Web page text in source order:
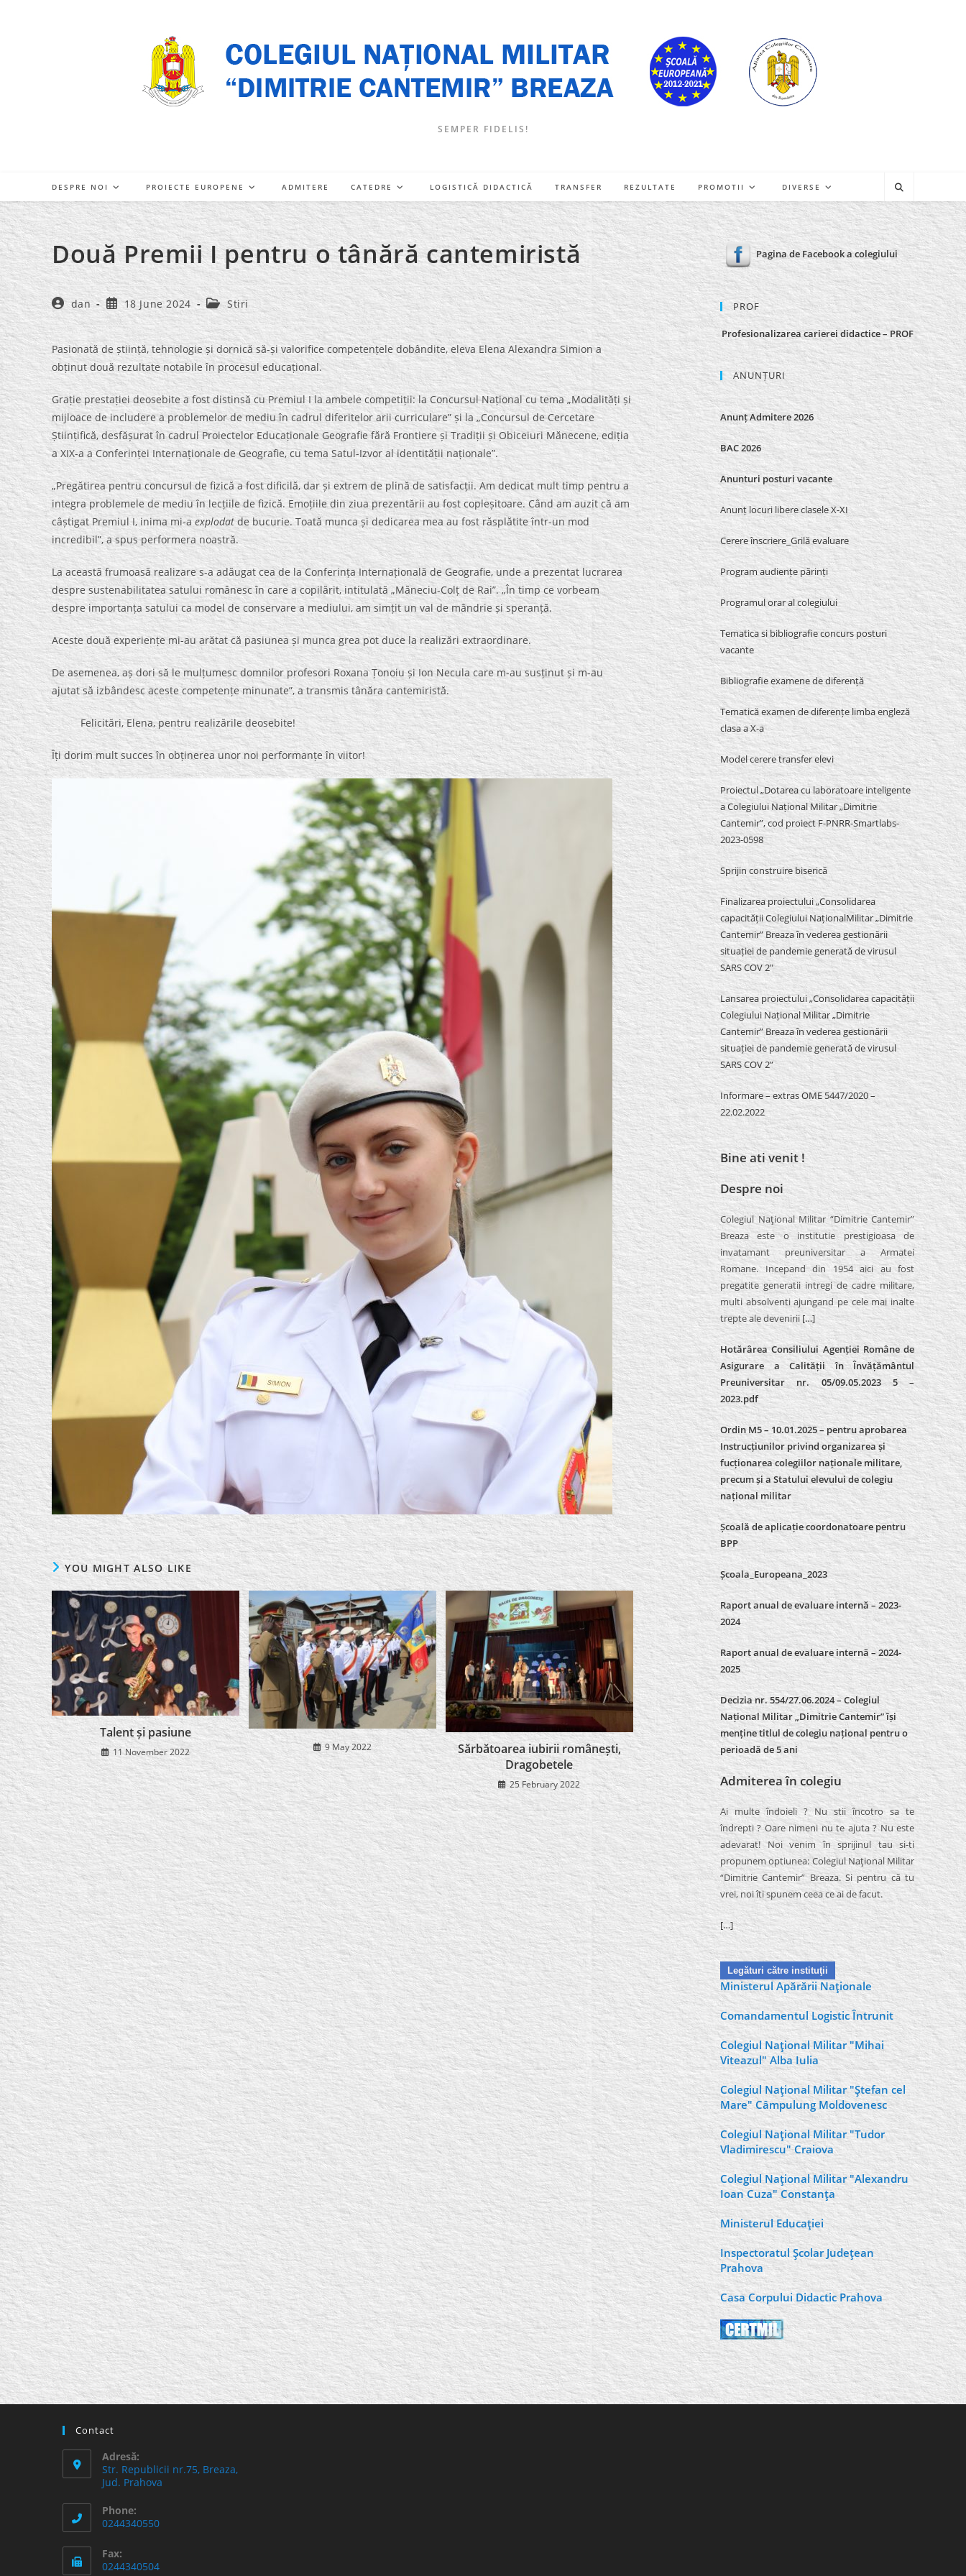
SEMPER FIDELIS!
DESPRE NOI PROIECTE EUROPENE ADMITERE CATEDRE LOGISTICĂ DIDACTICĂ TRANSFER REZULTATE PROMOTII DIVERSE
Două Premii I pentru o tânără cantemiristă
Post
author:
dan
Post
published:
18 June 2024
Post
category:
Stiri
Pasionată de știință, tehnologie și dornică să-și valorifice competențele dobândite, eleva Elena Alexandra Simion a
obținut două rezultate notabile în procesul educațional.
Grație prestației deosebite a fost distinsă cu Premiul I la ambele competiții: la Concursul Național cu tema „Modalități și
mijloace de includere a problemelor de mediu în cadrul diferitelor arii curriculare” și la „Concursul de Cercetare
Științifică, desfășurat în cadrul Proiectelor Educaționale Geografie fără Frontiere și Tradiții și Obiceiuri Mănecene, ediția
a XIX-a a Conferinței Internaționale de Geografie, cu tema Satul-Izvor al identității naționale”.
„Pregătirea pentru concursul de fizică a fost dificilă, dar și extrem de plină de satisfacții. Am dedicat mult timp pentru a
integra problemele de mediu în lecțiile de fizică. Emoțiile din ziua prezentării au fost copleșitoare. Când am auzit că am
câștigat Premiul I, inima mi-aexplodatde bucurie. Toată munca și dedicarea mea au fost răsplătite într-un mod
incredibil”, a spus performera noastră.
La această frumoasă realizare s-a adăugat cea de la Conferința Internațională de Geografie, unde a prezentat lucrarea
despre sustenabilitatea satului românesc în care a copilărit, intitulată „Măneciu-Colț de Rai”. „În timp ce vorbeam
despre importanța satului ca model de conservare a mediului, am simțit un val de mândrie și speranță.
Aceste două experiențe mi-au arătat că pasiunea și munca grea pot duce la realizări extraordinare.
De asemenea, aș dori să le mulțumesc domnilor profesori Roxana Țonoiu și Ion Necula care m-au susținut și m-au
ajutat să izbândesc aceste competențe minunate”, a transmis tânăra cantemiristă.
Felicitări, Elena, pentru realizările deosebite!
Îți dorim mult succes în obținerea unor noi performanțe în viitor!
YOU MIGHT ALSO LIKE
Talent și pasiune
11 November 2022 9 May 2022
Sărbătoarea iubirii românești,
Dragobetele
25 February 2022
Pagina de Facebook a colegiului
PROF
Profesionalizarea carierei didactice – PROF
ANUNȚURI
Anunț Admitere 2026
BAC 2026
Anunturi posturi vacante
Anunț locuri libere clasele X-XI
Cerere înscriere_Grilă evaluare
Program audiențe părinți
Programul orar al colegiului
Tematica si bibliografie concurs posturi
vacante
Bibliografie examene de diferență
Tematică examen de diferențe limba engleză
clasa a X-a
Model cerere transfer elevi
Proiectul „Dotarea cu laboratoare inteligente
a Colegiului Național Militar „Dimitrie
Cantemir”, cod proiect F-PNRR-Smartlabs-
2023-0598
Sprijin construire biserică
Finalizarea proiectului „Consolidarea
capacității Colegiului NaționalMilitar „Dimitrie
Cantemir” Breaza în vederea gestionării
situației de pandemie generată de virusul
SARS COV 2″
Lansarea proiectului „Consolidarea capacității
Colegiului Național Militar „Dimitrie
Cantemir” Breaza în vederea gestionării
situației de pandemie generată de virusul
SARS COV 2”
Informare – extras OME 5447/2020 –
22.02.2022
Bine ati venit !
Despre noi
Colegiul Naţional Militar “Dimitrie Cantemir”
Breaza este o institutie prestigioasa de
invatamant preuniversitar a Armatei
Romane. Incepand din 1954 aici au fost
pregatite generatii intregi de cadre militare,
multi absolventi ajungand pe cele mai inalte
trepte ale devenirii […]
Hotărârea Consiliului Agenției Române de
Asigurare a Calității în Învățământul
Preuniversitar nr. 05/09.05.2023 5 –
2023.pdf
Ordin M5 – 10.01.2025 – pentru aprobarea
Instrucțiunilor privind organizarea și
fucționarea colegiilor naționale militare,
precum și a Statului elevului de colegiu
național militar
Școală de aplicație coordonatoare pentru
BPP
Școala_Europeana_2023
Raport anual de evaluare internă – 2023-
2024
Raport anual de evaluare internă –2024-
2025
Decizia nr. 554/27.06.2024 – Colegiul
Național Militar „Dimitrie Cantemir” își
menține titlul de colegiu național pentru o
perioadă de 5 ani
Admiterea în colegiu
Ai multe îndoieli ? Nu stii încotro sa te
îndrepti ? Oare nimeni nu te ajuta ? Nu este
adevarat! Noi venim în sprijinul tau si-ti
propunem optiunea: Colegiul Naţional Militar
“Dimitrie Cantemir” Breaza. Si pentru că tu
vrei, noi îti spunem ceea ce ai de facut.
[…]
Legături către instituţii
Ministerul Apărării Naţionale
Comandamentul Logistic Întrunit
Colegiul Naţional Militar "Mihai
Viteazul" Alba Iulia
Colegiul Naţional Militar "Ştefan cel
Mare" Câmpulung Moldovenesc
Colegiul Naţional Militar "Tudor
Vladimirescu" Craiova
Colegiul Naţional Militar "Alexandru
Ioan Cuza" Constanţa
Ministerul Educaţiei
Inspectoratul Şcolar Judeţean
Prahova
Casa Corpului Didactic Prahova
Contact
Adresă:
Str. Republicii nr.75, Breaza,
Jud. Prahova
Phone:
0244340550
Fax:
0244340504